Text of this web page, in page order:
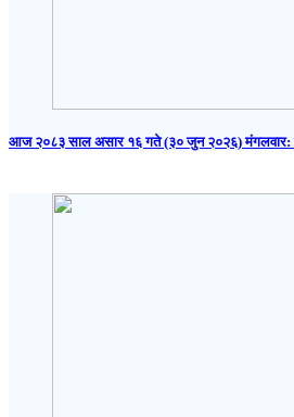
आज २०८३ साल असार १६ गते (३० जुन २०२६) मंगलवार: